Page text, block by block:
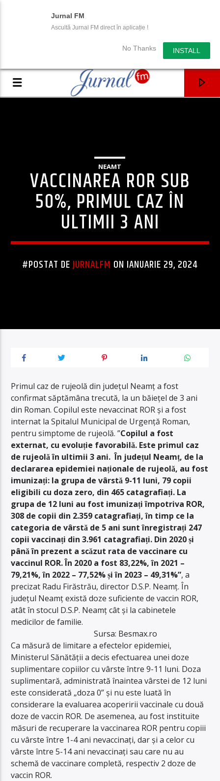
Jurnal FM
Ascultă Jurnal FM direct în aplicație !
No Thanks INSTALL
NEAMT
VACCINAREA ROR SUB
50%, PRIMUL CAZ ÎN
ULTIMII 3 ANI
#POSTAT DEJURNALFM ON IANUARIE 29, 2024
Primul caz de rujeolă din județul Neamț a fost
confirmat săptămâna trecută, la un băiețel de 3 ani
din Roman. Copilul este nevaccinat ROR și a fost
internat la Spitalul Municipal de Urgență Roman,
pentru simptome de rujeolă. ”Copilul a fost
externat, cu evoluție favorabilă. Este primul caz
de rujeolă în ultimii 3 ani. În județul Neamț, de la
declararea epidemiei naționale de rujeolă, au fost
imunizați: la grupa de vârstă 9-11 luni, 79 copii
eligibili cu doza zero, din 465 catagrafiați. La
grupa de 12 luni au fost imunizați împotriva ROR,
308 de copii din 2.359 catagrafiați, în timp ce la
categoria de vârstă de 5 ani sunt înregistrați 247
copii vaccinați din 3.961 catagrafiați. Din 2020 și
până în prezent a scăzut rata de vaccinare cu
vaccinul ROR. În 2020 a fost 83,22%, în 2021 –
79,21%, în 2022 – 77,52% și în 2023 – 49,31%”, a
precizat Radu Firăstrău, director D.S.P. Neamț. În
județul Neamț există doze suficiente de vaccin ROR,
atât în stocul D.S.P. Neamț cât și la cabinetele
medicilor de familie.
Sursa: Besmax.ro
Ca măsură de limitare a efectelor epidemiei,
Ministerul Sănătății a decis efectuarea unei doze
suplimentare copiilor cu vârste între 9-11 luni. Doza
suplimentară, administrată înaintea vârstei de 12 luni
este considerată „doza 0” și nu este luată în
considerare la evaluarea acoperirii vaccinale cu două
doze de vaccin ROR. De asemenea, au fost instituite
măsuri de recuperare la vaccinarea ROR pentru copiii
cu vârste între 1-4 ani nevaccinați, dar și a celor cu
vârste între 5-14 ani nevaccinați sau care nu au
schemă de vaccinare completă, respectiv 2 doze de
vaccin ROR.